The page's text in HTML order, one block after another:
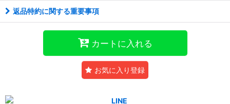
返品特約に関する重要事項
カートに入れる
お気に入り登録